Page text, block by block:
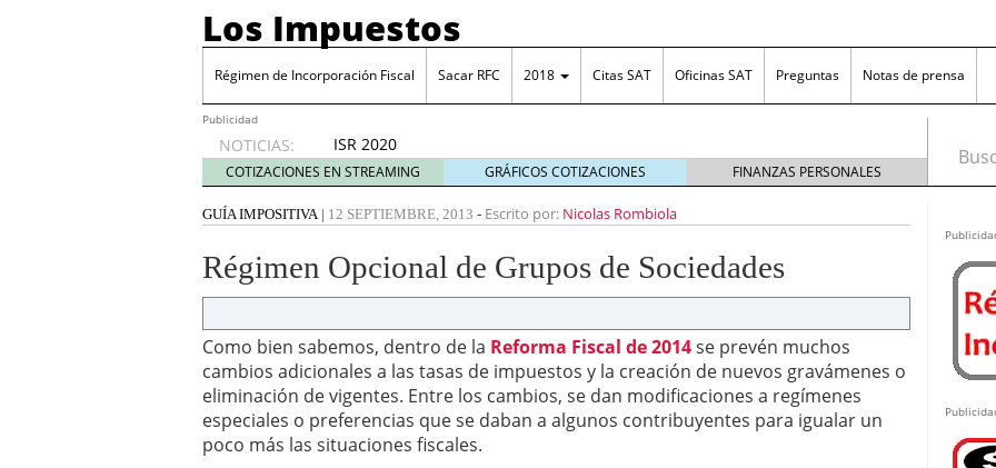
Los Impuestos
Régimen de Incorporación Fiscal Sacar RFC 2018 Citas SAT Oficinas SAT Preguntas Notas de prensa
Publicidad
NOTICIAS:
ISR 2020
diciembre
31, 2019
ISR 2019: Estímulos en zona fronteriza diciembre 31, 2018
Sacar RFC ¿Cómo inscribirse en el RFC? febrero 26, 2013
Certificación de IVA e IEPS: tener IMMEX no basta
agosto 7, 2026
Cinco industrias donde el diseño es tan importante como la funcionalidad
julio 20, 2026
ganar y cómo tributan las ganancias ante el SAT junio 25, 2026
Plantilla de vacaciones en Excel: la solución práctica para organizar el
tiempo de descanso en las empresas junio 18, 2026
Grupak y el análisis de costos ante posibles incrementos en los plásticos
junio 16, 2026
COTIZACIONES EN STREAMING GRÁFICOS COTIZACIONES FINANZAS PERSONALES
GUÍA IMPOSITIVA| 12 SEPTIEMBRE, 2013 - Escrito por: Nicolas Rombiola
Régimen Opcional de Grupos de Sociedades
Como bien sabemos, dentro de la Reforma Fiscal de 2014se prevén muchos
cambios adicionales a las tasas de impuestos y la creación de nuevos gravámenes o
eliminación de vigentes. Entre los cambios, se dan modificaciones a regímenes
especiales o preferencias que se daban a algunos contribuyentes para igualar un
poco más las situaciones fiscales.